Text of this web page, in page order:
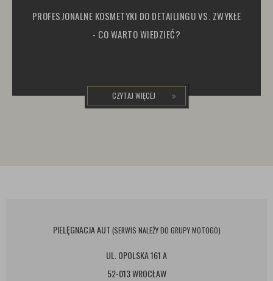
PROFESJONALNE KOSMETYKI DO DETAILINGU VS. ZWYKŁE
- CO WARTO WIEDZIEĆ?
CZYTAJ WIĘCEJ
PIELĘGNACJA AUT (SERWIS NALEŻY DO GRUPY MOTOGO)
UL. OPOLSKA 161 A
52-013 WROCŁAW